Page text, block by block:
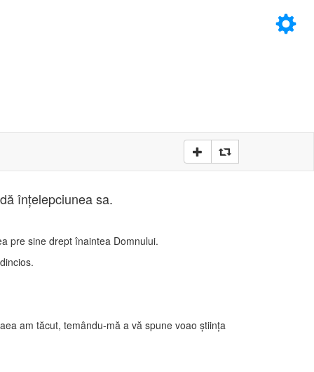
×
înţelepciunea sa.
pre sine drept înaintea Domnului.
am tăcut, temându-mă a vă spune voao ştiinţa